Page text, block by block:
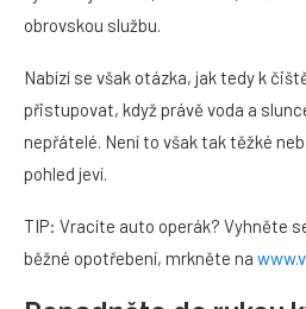
obrovskou službu.
Nabízí se však otázka, jak tedy k
přistupovat, když právě voda a
nepřátelé. Není to však tak těžké
pohled jeví.
TIP: Vracíte auto operák? Vyhněte
běžné opotřebení, mrkněte na